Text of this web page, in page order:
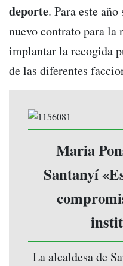
deporte. Para este
nuevo contrato para la
implantar la recogida
de las diferentes
Maria
Santanyí
La alcaldesa de